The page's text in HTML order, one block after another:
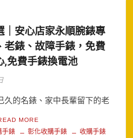
｜安心店家永順腕錶專
老錶、故障手錶，免費
,免費手錶換電池
久的名錶、家中長輩留下的老
MORE
手錶 彰化收購手錶
收購手錶